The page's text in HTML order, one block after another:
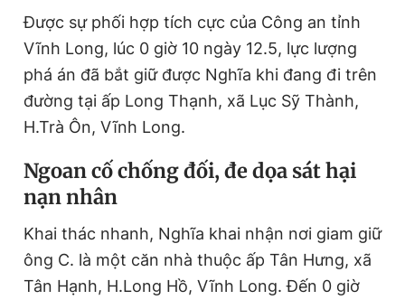
Được sự phối hợp tích cực của Công an tỉnh
Vĩnh Long, lúc 0 giờ 10 ngày 12.5, lực lượng
phá án đã bắt giữ được Nghĩa khi đang đi trên
đường tại ấp Long Thạnh, xã Lục Sỹ Thành,
H.Trà Ôn, Vĩnh Long.
Ngoan cố chống đối, đe dọa sát hại
nạn nhân
Khai thác nhanh, Nghĩa khai nhận nơi giam giữ
ông C. là một căn nhà thuộc ấp Tân Hưng, xã
Tân Hạnh, H.Long Hồ, Vĩnh Long. Đến 0 giờ